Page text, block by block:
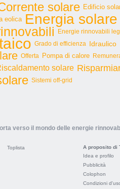
solare Edificio
eolica Energia solare
Energie rinnovabili
Grado di efficienza Idraulico
Offerta Pompa di calore
solare
Sistemi off-grid
verso il mondo delle energie
Toplista
A proposito di
Idea e profilo
Pubblicità
Colophon
Condizioni